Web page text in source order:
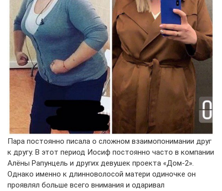
Пара постоянно писала о сложном взаимопонимании друг
к другу. В этот период Иосиф постоянно часто в компании
Алёны Рапунцель и других девушек проекта «Дом-2».
Однако именно к длинноволосой матери одиночке он
проявлял больше всего внимания и одаривал